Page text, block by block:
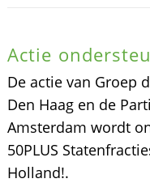
Actie
De actie van Groep
Den Haag en de
Amsterdam wordt
50PLUS
Holland!.